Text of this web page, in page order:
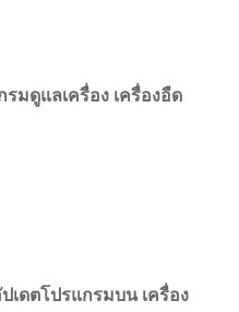
รมดูแลเครื่อง เครื่องอืด
เดตโปรแกรมบน เครื่อง